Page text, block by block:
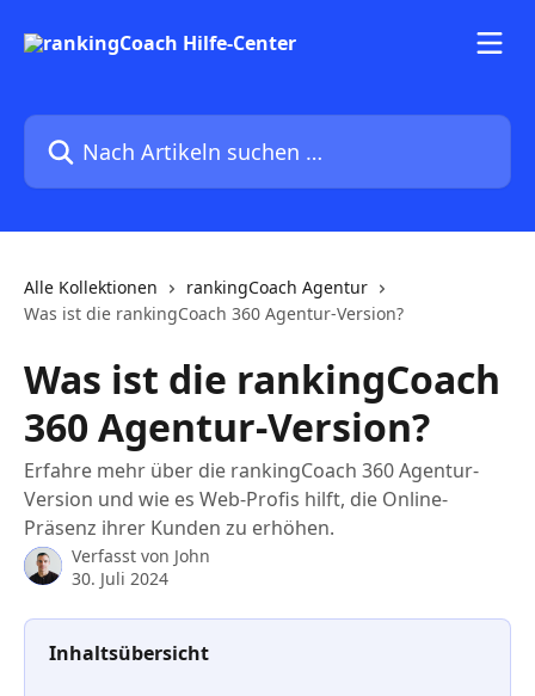
Nach Artikeln suchen …
Alle Kollektionen
rankingCoach Agentur
Was ist die rankingCoach 360 Agentur-Version?
Was ist die rankingCoach
360 Agentur-Version?
Erfahre mehr über die rankingCoach 360 Agentur-
Version und wie es Web-Profis hilft, die Online-
Präsenz ihrer Kunden zu erhöhen.
Verfasst von John
30. Juli 2024
Inhaltsübersicht